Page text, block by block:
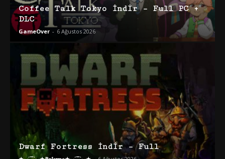
Coffee Talk Tokyo İndir – Full PC +
DLC
GameOver - 6 Ağustos 2026
Dwarf Fortress İndir – Full